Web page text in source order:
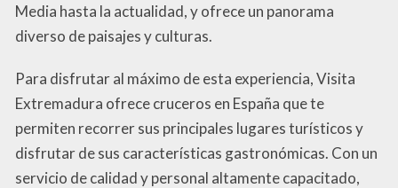
Media hasta la actualidad, y ofrece un panorama
diverso de paisajes y culturas.
Para disfrutar al máximo de esta experiencia, Visita
Extremadura ofrece cruceros en España que te
permiten recorrer sus principales lugares turísticos y
disfrutar de sus características gastronómicas. Con un
servicio de calidad y personal altamente capacitado,